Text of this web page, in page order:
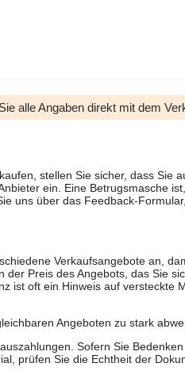
alle Angaben direkt mit dem
stellen Sie sicher, dass Sie
ein. Eine Betrugsmasche
uns über das Feedback-
Verkaufsangebote an,
Preis des Angebots, das Sie
ist oft ein Hinweis auf versteckte
Angeboten zu stark
Sofern Sie
prüfen Sie die Echtheit der